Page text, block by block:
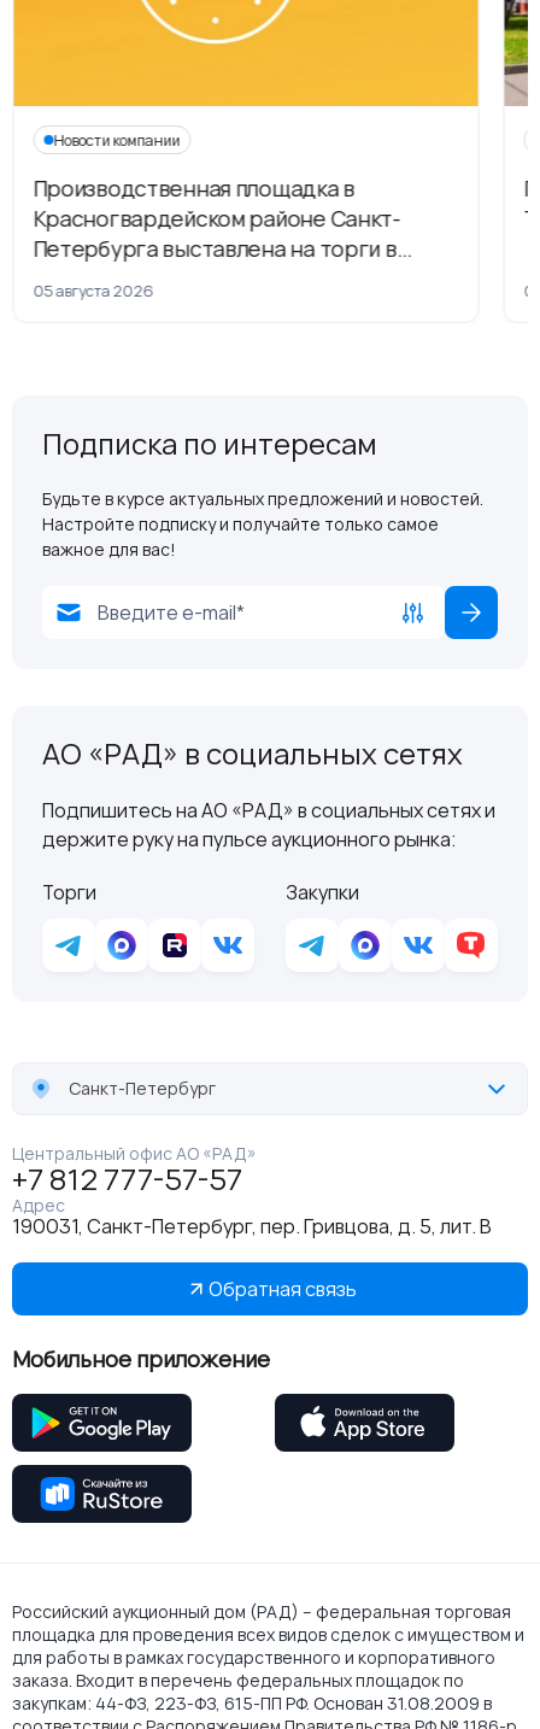
Новости компании
Производственная площадка в
Красногвардейском районе Санкт-
Петербурга выставлена на торги в
рамках приватизации
05 августа 2026
Подписка по интересам
Будьте в курсе актуальных предложений и новостей.
Настройте подписку и получайте только самое
важное для вас!
АО «РАД» в социальных сетях
Подпишитесь на АО «РАД» в социальных сетях и
держите руку на пульсе аукционного рынка:
Торги
Закупки
Санкт-Петербург
Центральный офис АО «РАД»
+7 812 777-57-57
Адрес
190031, Санкт-Петербург, пер. Гривцова, д. 5, лит. В
Обратная связь
Мобильное приложение
Российский аукционный дом (РАД) – федеральная торговая
площадка для проведения всех видов сделок с имуществом и
для работы в рамках государственного и корпоративного
заказа. Входит в перечень федеральных площадок по
закупкам: 44-ФЗ, 223-ФЗ, 615-ПП РФ. Основан 31.08.2009 в